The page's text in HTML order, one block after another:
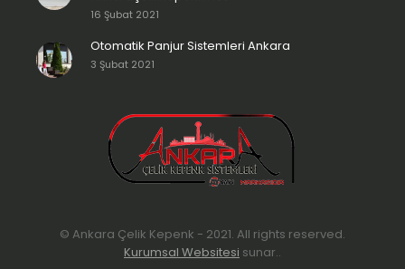
16 Şubat 2021
Otomatik Panjur Sistemleri Ankara
3 Şubat 2021
© Ankara Çelik Kepenk - 2021. All rights reserved.
Kurumsal Websitesi sunar..